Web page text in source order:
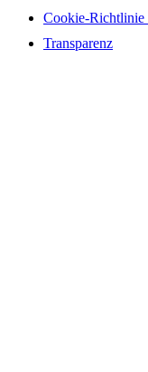
Cookie-
Transparenz